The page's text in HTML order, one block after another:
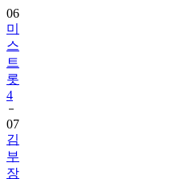
06
미
스
트
롯
4
07
김
부
장